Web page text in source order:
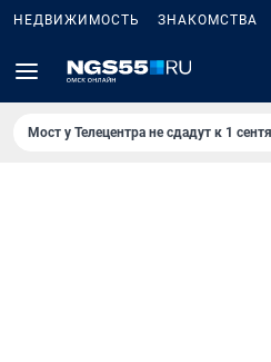
НЕДВИЖИМОСТЬ ЗНАКОМСТВА
Мост у Телецентра не сдадут к 1